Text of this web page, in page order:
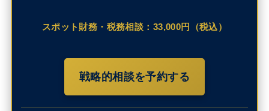
スポット財務・税務相談：33,000円（税込）
戦略的相談を予約する